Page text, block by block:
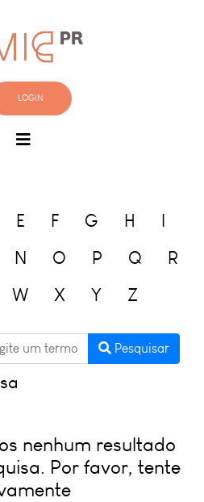
LOGIN
E F G H
I
N O P Q
R
W X Y Z
Pesquisar
nenhum resultado
Por favor, tente